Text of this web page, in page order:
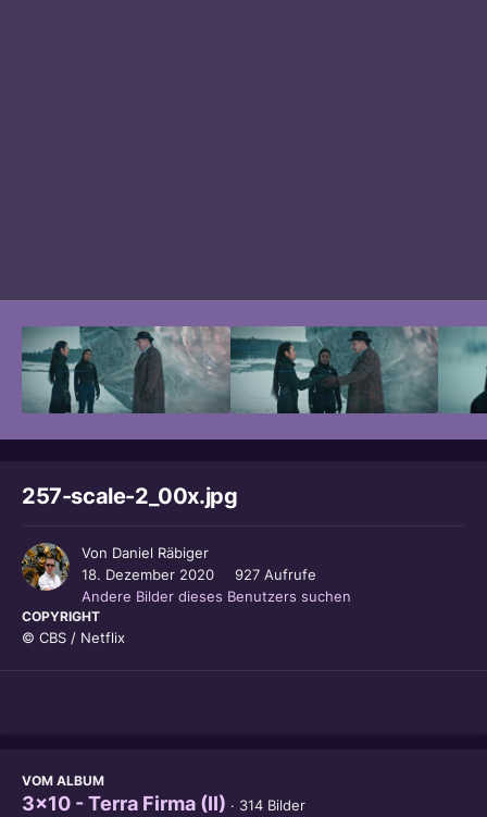
257-scale-2_00x.jpg
Von Daniel Räbiger
18. Dezember 2020
927 Aufrufe
Andere Bilder dieses Benutzers suchen
COPYRIGHT
© CBS / Netflix
VOM ALBUM
3x10 - Terra Firma (II) · 314 Bilder